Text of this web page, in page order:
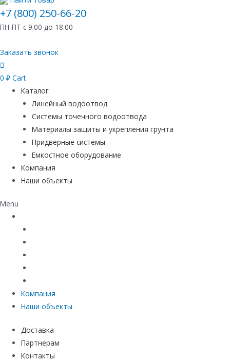
+7 (800) 250-66-20
ПН-ПТ с 9.00 до 18.00
Заказать звонок
0 ₽ Cart
Каталог
Линейный водоотвод
Системы точечного водоотвода
Материалы защиты и укрепления грунта
Придверные системы
Емкостное оборудование
Компания
Наши объекты
Menu
Компания
Наши объекты
Доставка
Партнерам
Контакты